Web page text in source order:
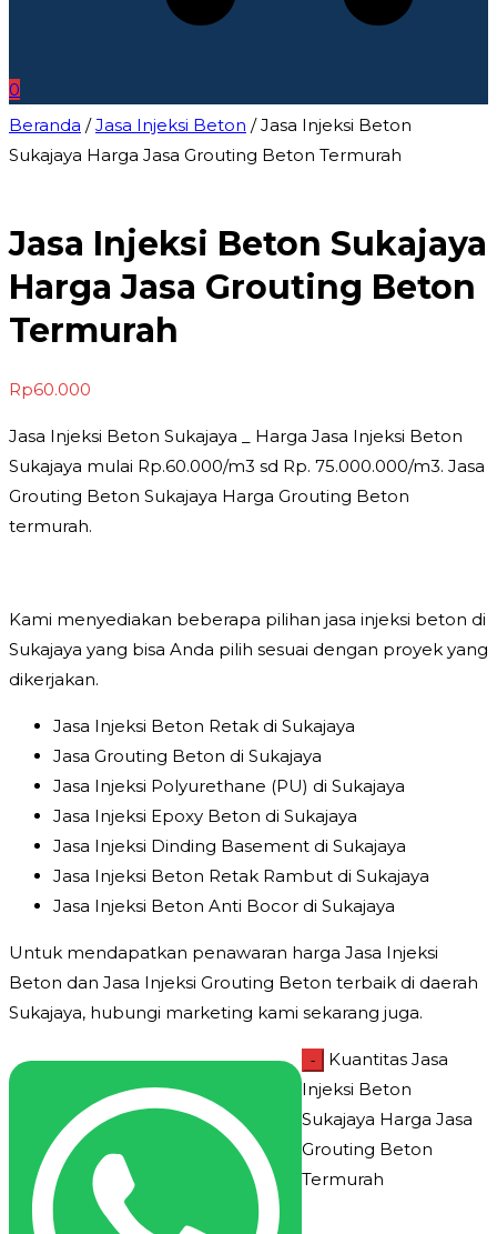
0
Beranda /Jasa Injeksi Beton / Jasa Injeksi Beton
Sukajaya Harga Jasa Grouting Beton Termurah
Jasa Injeksi Beton Sukajaya
Harga Jasa Grouting Beton
Termurah
Rp60.000
Jasa Injeksi Beton Sukajaya _ Harga Jasa Injeksi Beton
Sukajaya mulai Rp.60.000/m3 sd Rp. 75.000.000/m3. Jasa
Grouting Beton Sukajaya Harga Grouting Beton
termurah.
Kami menyediakan beberapa pilihan jasa injeksi beton di
Sukajaya yang bisa Anda pilih sesuai dengan proyek yang
dikerjakan.
Jasa Injeksi Beton Retak di Sukajaya
Jasa Grouting Beton di Sukajaya
Jasa Injeksi Polyurethane (PU) di Sukajaya
Jasa Injeksi Epoxy Beton di Sukajaya
Jasa Injeksi Dinding Basement di Sukajaya
Jasa Injeksi Beton Retak Rambut di Sukajaya
Jasa Injeksi Beton Anti Bocor di Sukajaya
Untuk mendapatkan penawaran harga Jasa Injeksi
Beton dan Jasa Injeksi Grouting Beton terbaik di daerah
Sukajaya, hubungi marketing kami sekarang juga.
-
Kuantitas Jasa
Injeksi Beton
Sukajaya Harga Jasa
Grouting Beton
Termurah